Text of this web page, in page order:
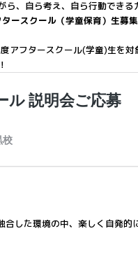
ら、自ら考え、自ら行動でき
ースクール（学童保育）生募集
アフタースクール(学童)生を対
合した環境の中、楽しく自発的